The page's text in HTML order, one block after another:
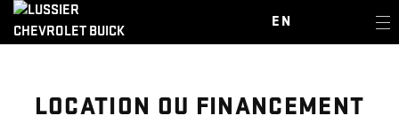
EN
LOCATION OU FINANCEMENT